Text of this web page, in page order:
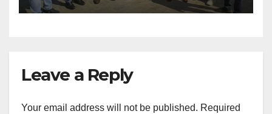
Leave a Reply
Your email address will not be published. Required